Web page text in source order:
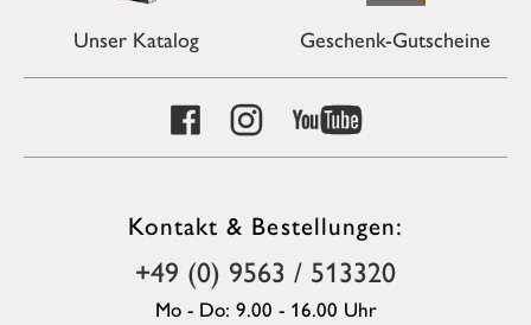
Unser Katalog Geschenk-Gutscheine
Kontakt & Bestellungen:
+49 (0) 9563 / 513320
Mo - Do: 9.00 - 16.00 Uhr